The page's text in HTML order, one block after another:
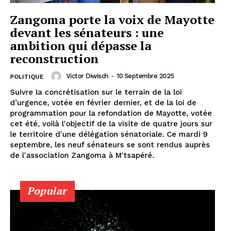
Zangoma porte la voix de Mayotte
devant les sénateurs : une
ambition qui dépasse la
reconstruction
POLITIQUE Victor Diwisch - 10 Septembre 2025
Suivre la concrétisation sur le terrain de la loi
d’urgence, votée en février dernier, et de la loi de
programmation pour la refondation de Mayotte, votée
cet été, voilà l'objectif de la visite de quatre jours sur
le territoire d'une délégation sénatoriale. Ce mardi 9
septembre, les neuf sénateurs se sont rendus auprès
de l'association Zangoma à M'tsapéré.
Popular